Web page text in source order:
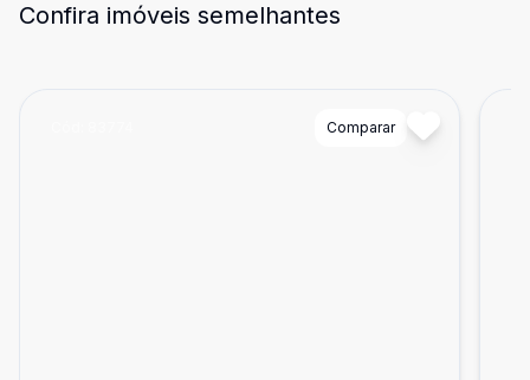
Confira imóveis semelhantes
Comparar